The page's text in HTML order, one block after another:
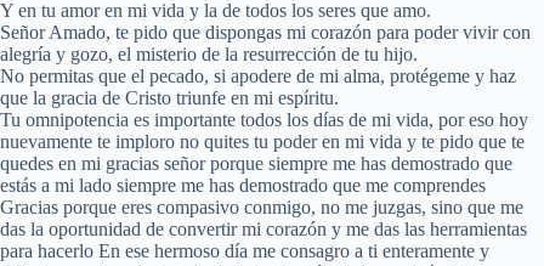
Y en tu amor en mi vida y la de todos los seres que amo.
Señor Amado, te pido que dispongas mi corazón para poder vivir con
alegría y gozo, el misterio de la resurrección de tu hijo.
No permitas que el pecado, si apodere de mi alma, protégeme y haz
que la gracia de Cristo triunfe en mi espíritu.
Tu omnipotencia es importante todos los días de mi vida, por eso hoy
nuevamente te imploro no quites tu poder en mi vida y te pido que te
quedes en mi gracias señor porque siempre me has demostrado que
estás a mi lado siempre me has demostrado que me comprendes
Gracias porque eres compasivo conmigo, no me juzgas, sino que me
das la oportunidad de convertir mi corazón y me das las herramientas
para hacerlo En ese hermoso día me consagro a ti enteramente y